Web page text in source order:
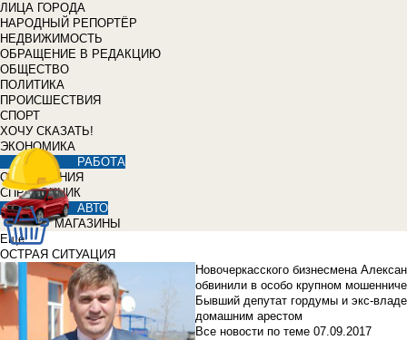
ЛИЦА ГОРОДА
НАРОДНЫЙ РЕПОРТЁР
НЕДВИЖИМОСТЬ
ОБРАЩЕНИЕ В РЕДАКЦИЮ
ОБЩЕСТВО
ПОЛИТИКА
ПРОИСШЕСТВИЯ
СПОРТ
ХОЧУ СКАЗАТЬ!
ЭКОНОМИКА
РАБОТА
ОБЪЯВЛЕНИЯ
СПРАВОЧНИК
АВТО
МАГАЗИНЫ
Еще
ОСТРАЯ СИТУАЦИЯ
Новочеркасского бизнесмена
обвинили в особо крупном
Бывший депутат гордумы и экс-
домашним арестом
Все новости по теме 07.09.2017